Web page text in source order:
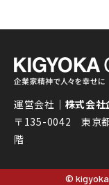
運営会社｜ 株式会社
〒135-0042 東京
階
© kigyoka